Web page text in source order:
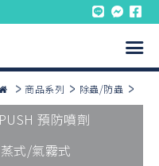
商品系列 除蟲/防蟲
預防噴劑
式/氣霧式